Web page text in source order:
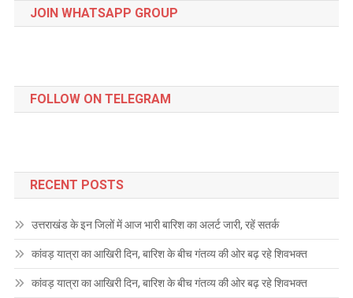
JOIN WHATSAPP GROUP
FOLLOW ON TELEGRAM
RECENT POSTS
उत्तराखंड के इन जिलों में आज भारी बारिश का अलर्ट जारी, रहें सतर्क
कांवड़ यात्रा का आखिरी दिन, बारिश के बीच गंतव्य की ओर बढ़ रहे शिवभक्त
कांवड़ यात्रा का आखिरी दिन, बारिश के बीच गंतव्य की ओर बढ़ रहे शिवभक्त